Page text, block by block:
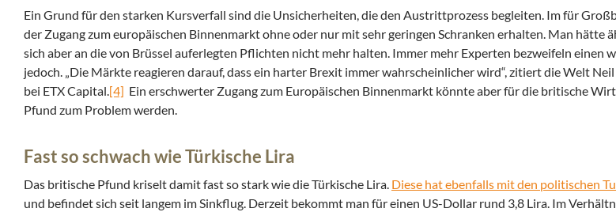
Ein Grund für den starken Kursverfall sind die Unsicherheiten, die den Austrittprozess begleiten. Im für
der Zugang zum europäischen Binnenmarkt ohne oder nur mit sehr geringen Schranken erhalten. Man hätte
sich aber an die von Brüssel auferlegten Pflichten nicht mehr halten. Immer mehr Experten bezweifeln einen
jedoch. „Die Märkte reagieren darauf, dass ein harter Brexit immer wahrscheinlicher wird“, zitiert die Welt
bei ETX Capital.[4] Ein erschwerter Zugang zum Europäischen Binnenmarkt könnte aber für die britische
Pfund zum Problem werden.
Fast so schwach wie Türkische Lira
Das britische Pfund kriselt damit fast so stark wie die Türkische Lira. Diese hat ebenfalls mit den politischen
und befindet sich seit langem im Sinkflug. Derzeit bekommt man für einen US-Dollar rund 3,8 Lira. Im